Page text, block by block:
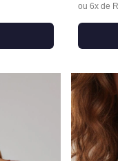
ou 6x de